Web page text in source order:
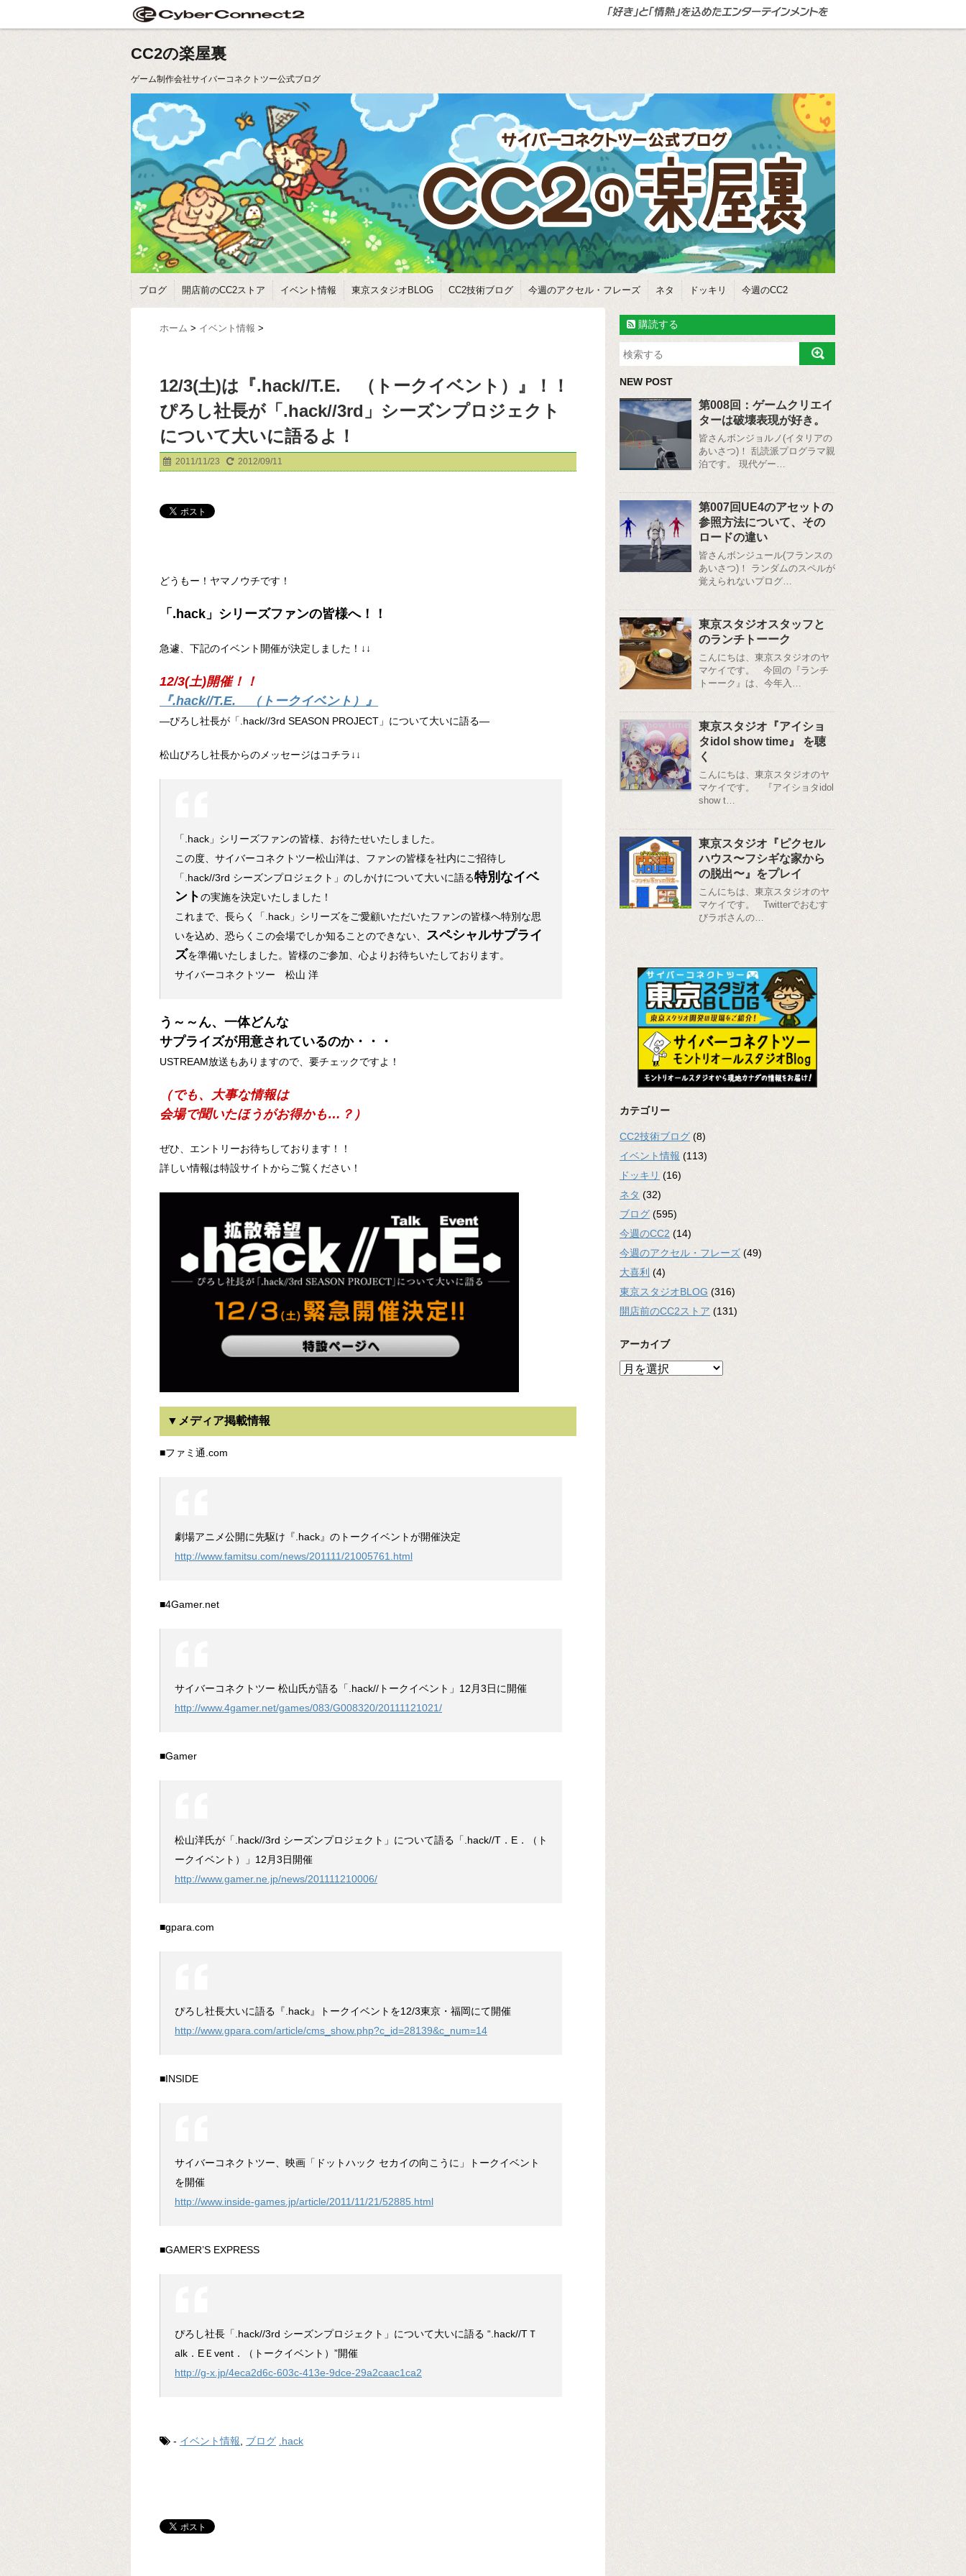
CC2の楽屋裏
ゲーム制作会社サイバーコネクトツー公式ブログ
ブログ 開店前のCC2ストア イベント情報 東京スタジオBLOG CC2技術ブログ 今週のアクセル・フレーズ ネタ ドッキリ 今週のCC2
ホーム > イベント情報 >
12/3(土)は『.hack//T.E. （トークイベント）』！！
ぴろし社長が「.hack//3rd」シーズンプロジェクト
について大いに語るよ！
2011/11/23 2012/09/11
どうもー！ヤマノウチです！
「.hack」シリーズファンの皆様へ！！
急遽、下記のイベント開催が決定しました！↓↓
12/3(土)開催！！
『.hack//T.E. （トークイベント）』
―ぴろし社長が「.hack//3rd SEASON PROJECT」について大いに語る―
松山ぴろし社長からのメッセージはコチラ↓↓
「.hack」シリーズファンの皆様、お待たせいたしました。
この度、サイバーコネクトツー松山洋は、ファンの皆様を社内にご招待し
「.hack//3rd シーズンプロジェクト」のしかけについて大いに語る特別なイベ
ントの実施を決定いたしました！
これまで、長らく「.hack」シリーズをご愛顧いただいたファンの皆様へ特別な思
いを込め、恐らくこの会場でしか知ることのできない、 スペシャルサプライ
ズを準備いたしました。皆様のご参加、心よりお待ちいたしております。
サイバーコネクトツー 松山 洋
う～～ん、一体どんな
サプライズが用意されているのか・・・
USTREAM放送もありますので、要チェックですよ！
（でも、大事な情報は
会場で聞いたほうがお得かも…？）
ぜひ、エントリーお待ちしております！！
詳しい情報は特設サイトからご覧ください！
▼メディア掲載情報
■ファミ通.com
劇場アニメ公開に先駆け『.hack』のトークイベントが開催決定
http://www.famitsu.com/news/201111/21005761.html
■4Gamer.net
サイバーコネクトツー 松山氏が語る「.hack//トークイベント」12月3日に開催
http://www.4gamer.net/games/083/G008320/20111121021/
■Gamer
松山洋氏が「.hack//3rd シーズンプロジェクト」について語る「.hack//T．E．（ト
ークイベント）」12月3日開催
http://www.gamer.ne.jp/news/201111210006/
■gpara.com
ぴろし社長大いに語る『.hack』トークイベントを12/3東京・福岡にて開催
http://www.gpara.com/article/cms_show.php?c_id=28139&c_num=14
■INSIDE
サイバーコネクトツー、映画「ドットハック セカイの向こうに」トークイベント
を開催
http://www.inside-games.jp/article/2011/11/21/52885.html
■GAMER’S EXPRESS
ぴろし社長「.hack//3rd シーズンプロジェクト」について大いに語る “.hack//TＴ
alk．EＥvent．（トークイベント）”開催
http://g-x.jp/4eca2d6c-603c-413e-9dce-29a2caac1ca2
- イベント情報 ブログ .hack
購読する
NEW POST
第008回：ゲームクリエイ
ターは破壊表現が好き。
皆さんボンジョルノ(イタリアの
あいさつ)！ 乱読派プログラマ親
泊です。 現代ゲー…
第007回UE4のアセットの
参照方法について、その
ロードの違い
皆さんボンジュール(フランスの
あいさつ)！ ランダムのスペルが
覚えられないプログ…
東京スタジオスタッフと
のランチトーーク
こんにちは、東京スタジオのヤ
マケイです。 今回の『ランチ
トーーク』は、今年入…
東京スタジオ『アイショ
タidol show time』 を聴
く
こんにちは、東京スタジオのヤ
マケイです。 『アイショタidol
show t…
東京スタジオ『ピクセル
ハウス〜フシギな家から
の脱出〜』をプレイ
こんにちは、東京スタジオのヤ
マケイです。 Twitterでおむす
びラボさんの…
カテゴリー
CC2技術ブログ (8)
イベント情報 (113)
ドッキリ (16)
ネタ (32)
ブログ (595)
今週のCC2 (14)
今週のアクセル・フレーズ (49)
大喜利 (4)
東京スタジオBLOG (316)
開店前のCC2ストア (131)
アーカイブ
ア